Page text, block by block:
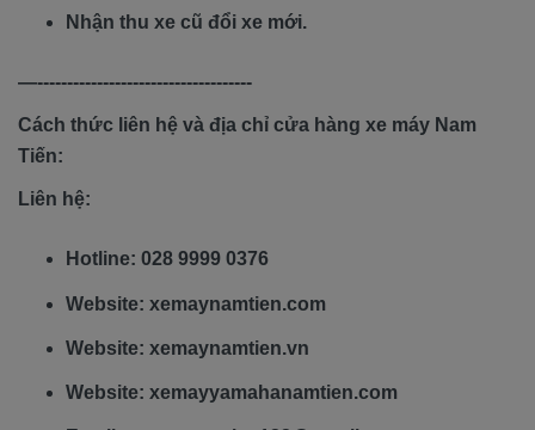
Nhận thu xe cũ đổi xe mới.
—------------------------------------
Cách thức liên hệ và địa chỉ cửa hàng xe máy Nam
Tiến:
Liên hệ:
Hotline: 028 9999 0376
Website: xemaynamtien.com
Website: xemaynamtien.vn
Website: xemayyamahanamtien.com